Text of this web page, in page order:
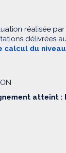
réalisée
délivrées
calcul du
atteint :